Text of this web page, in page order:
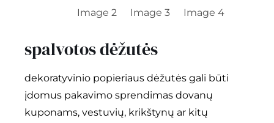
spalvotos dėžutės
dekoratyvinio popieriaus dėžutės gali būti
įdomus pakavimo sprendimas dovanų
kuponams, vestuvių, krikštynų ar kitų